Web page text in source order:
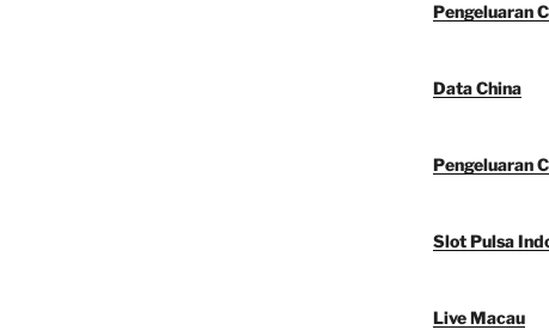
Pengeluaran
Data China
Pengeluaran
Slot Pulsa
Live Macau